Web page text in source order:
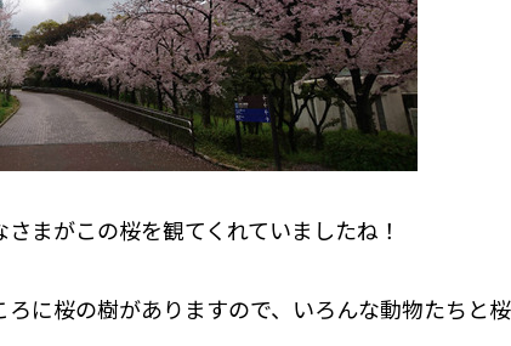
まがこの桜を観てくれていましたね！
ろに桜の樹がありますので、いろんな動物たちと